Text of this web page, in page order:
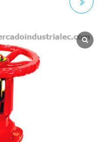
(OS&Y) UL/FM AWWA 300#
AGUA - 3"